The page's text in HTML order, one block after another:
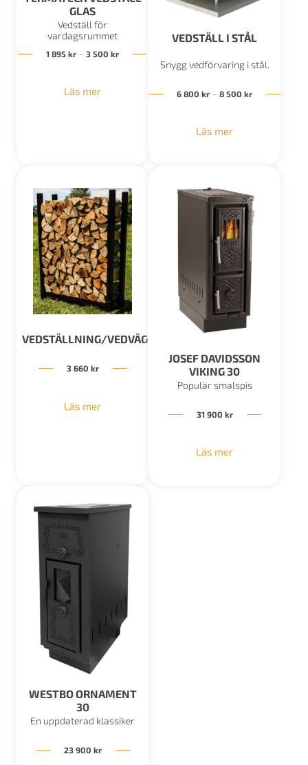
GLAS
Vedställ för
vardagsrummet
1 895 kr – 3 500 krPrisintervall: 1 895 kr till 3 500 kr
Läs mer
VEDSTÄLL I STÅL
Snygg vedförvaring i stål.
6 800 kr – 8 500 krPrisintervall:
Läs mer
VEDSTÄLLNING/VEDVÄGG
3 660 kr
Läs mer
JOSEF DAVIDSSON
VIKING 30
Populär smalspis
31 900 kr
Läs mer
WESTBO ORNAMENT
30
En uppdaterad klassiker
23 900 kr